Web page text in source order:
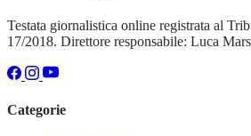
Testata giornalistica online registrata al
17/2018. Direttore responsabile: Luca
Categorie